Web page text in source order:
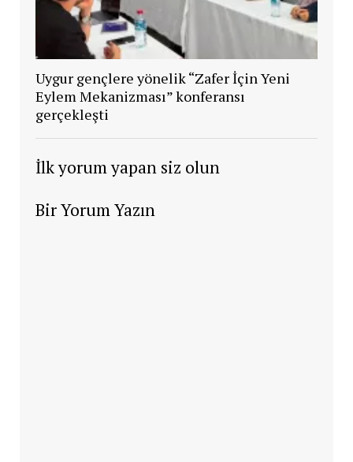
Uygur gençlere yönelik “Zafer İçin Yeni
Eylem Mekanizması” konferansı
gerçekleşti
İlk yorum yapan siz olun
Bir Yorum Yazın